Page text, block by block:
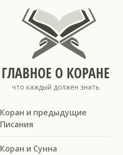
ГЛАВНОЕ О КОРАНЕ
что каждый должен знать
Коран и предыдущие
Писания
Коран и Сунна